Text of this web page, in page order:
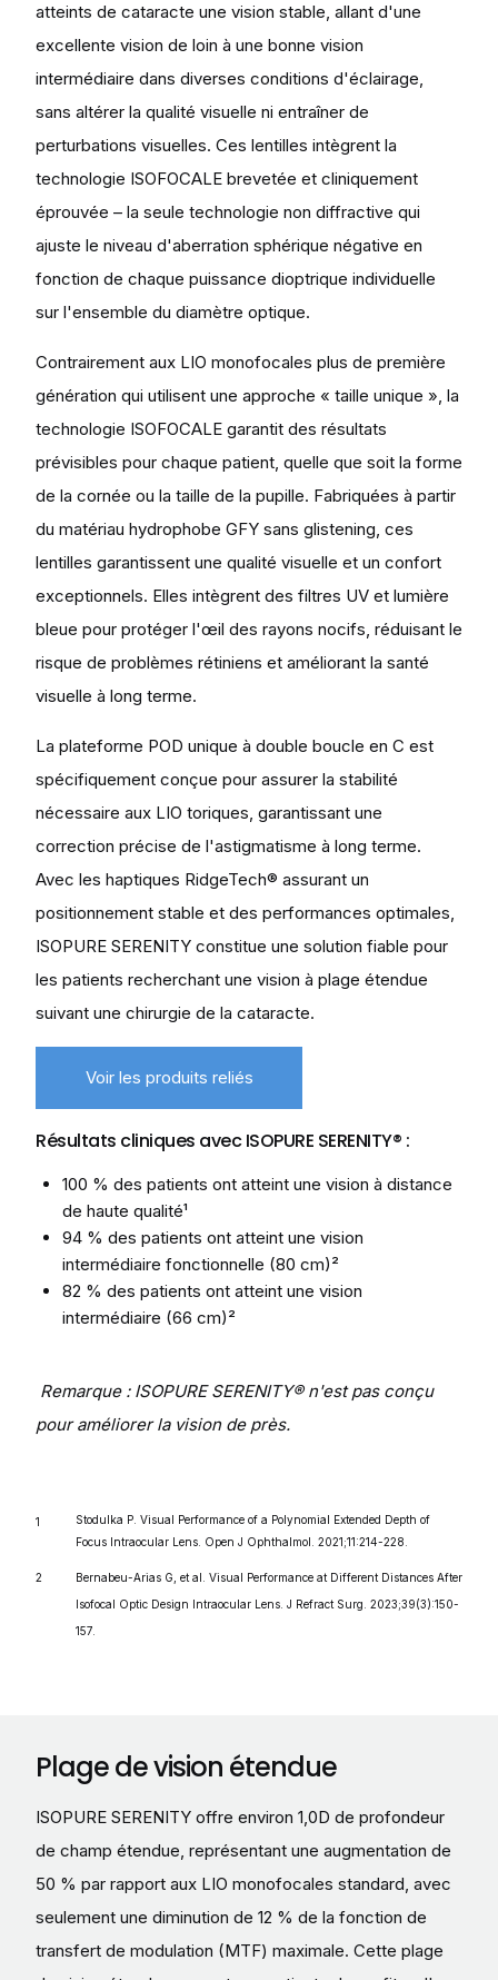
atteints de cataracte une vision stable, allant d'une
excellente vision de loin à une bonne vision
intermédiaire dans diverses conditions d'éclairage,
sans altérer la qualité visuelle ni entraîner de
perturbations visuelles. Ces lentilles intègrent la
technologie ISOFOCALE brevetée et cliniquement
éprouvée – la seule technologie non diffractive qui
ajuste le niveau d'aberration sphérique négative en
fonction de chaque puissance dioptrique individuelle
sur l'ensemble du diamètre optique.
Contrairement aux LIO monofocales plus de première
génération qui utilisent une approche « taille unique », la
technologie ISOFOCALE garantit des résultats
prévisibles pour chaque patient, quelle que soit la forme
de la cornée ou la taille de la pupille. Fabriquées à partir
du matériau hydrophobe GFY sans glistening, ces
lentilles garantissent une qualité visuelle et un confort
exceptionnels. Elles intègrent des filtres UV et lumière
bleue pour protéger l'œil des rayons nocifs, réduisant le
risque de problèmes rétiniens et améliorant la santé
visuelle à long terme.
La plateforme POD unique à double boucle en C est
spécifiquement conçue pour assurer la stabilité
nécessaire aux LIO toriques, garantissant une
correction précise de l'astigmatisme à long terme.
Avec les haptiques RidgeTech® assurant un
positionnement stable et des performances optimales,
ISOPURE SERENITY constitue une solution fiable pour
les patients recherchant une vision à plage étendue
suivant une chirurgie de la cataracte.
Voir les produits reliés
Résultats cliniques avec ISOPURE SERENITY® :
100 % des patients ont atteint une vision à distance
de haute qualité¹
94 % des patients ont atteint une vision
intermédiaire fonctionnelle (80 cm)²
82 % des patients ont atteint une vision
intermédiaire (66 cm)²
Remarque : ISOPURE SERENITY® n'est pas conçu
pour améliorer la vision de près.
Stodulka P. Visual Performance of a Polynomial Extended Depth of
Focus Intraocular Lens. Open J Ophthalmol. 2021;11:214-228.
Bernabeu-Arias G, et al. Visual Performance at Different Distances After
Isofocal Optic Design Intraocular Lens. J Refract Surg. 2023;39(3):150-
157.
Plage de vision étendue
ISOPURE SERENITY offre environ 1,0D de profondeur
de champ étendue, représentant une augmentation de
50 % par rapport aux LIO monofocales standard, avec
seulement une diminution de 12 % de la fonction de
transfert de modulation (MTF) maximale. Cette plage